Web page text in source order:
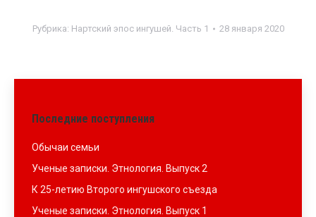
Рубрика: Нартский эпос ингушей. Часть 1 28 января 2020
Последние поступления
Обычаи семьи
Ученые записки. Этнология. Выпуск 2
К 25-летию Второго ингушского съезда
Ученые записки. Этнология. Выпуск 1